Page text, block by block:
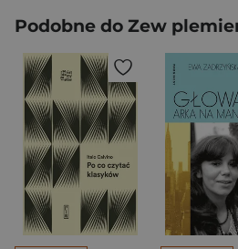
Podobne do Zew